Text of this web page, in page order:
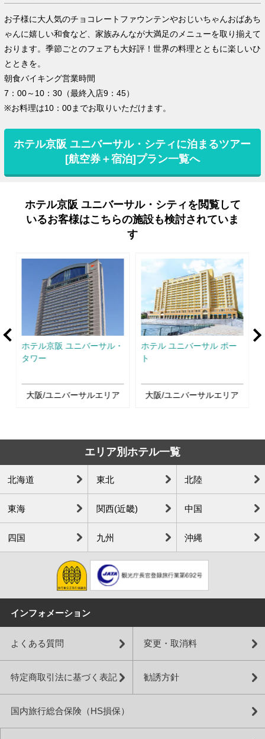
お子様に大人気のチョコレートファウンテンやおじいちゃんおばあち
ゃんに嬉しい和食など、家族みんなが大満足のメニューを取り揃えて
おります。季節ごとのフェアも大好評！世界の料理とともに楽しいひ
とときを。
朝食バイキング営業時間
7：00～10：30（最終入店9：45）
※お料理は10：00までお取りいただけます。
ホテル京阪 ユニバーサル・シティに泊まるツアー
[航空券＋宿泊]プラン一覧へ
ホテル京阪 ユニバーサル・シティを閲覧して
いるお客様はこちらの施設も検討されていま
す
ホテル京阪 ユニバーサル・
タワー
大阪/ユニバーサルエリア
ホテル ユニバーサル ポー
ト
大阪/ユニバーサルエリア
エリア別ホテル一覧
北海道 東北 北陸
東海 関西(近畿) 中国
四国 九州 沖縄
インフォメーション
よくある質問 変更・取消料
特定商取引法に基づく表記 勧誘方針
国内旅行総合保険（HS損保）